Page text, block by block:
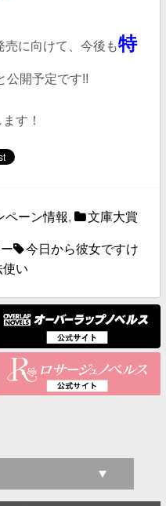
売に向けて、今後も特
公開予定です!!
す！
ペーン情報, 文庫大賞
今日から彼女ですけ
使い